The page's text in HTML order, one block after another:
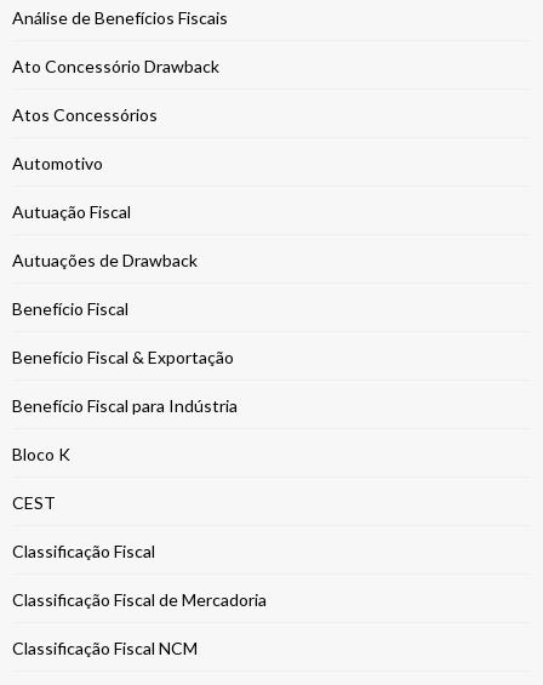
Análise de Benefícios Fiscais
Ato Concessório Drawback
Atos Concessórios
Automotivo
Autuação Fiscal
Autuações de Drawback
Benefício Fiscal
Benefício Fiscal & Exportação
Benefício Fiscal para Indústria
Bloco K
CEST
Classificação Fiscal
Classificação Fiscal de Mercadoria
Classificação Fiscal NCM